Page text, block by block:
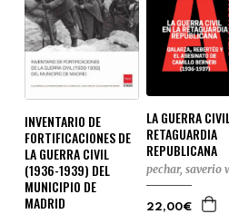
INVENTARIO DE
FORTIFICACIONES DE
LA GUERRA CIVIL
(1936-1939) DEL
MUNICIPIO DE
MADRID
LA GUERRA
RETAGUARDIA
REPUBLICANA
pechar, saverio
22,00€